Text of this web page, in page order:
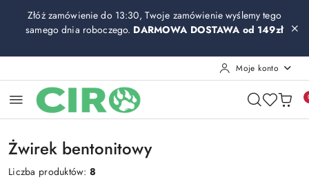
Przejdź do treści głównej
Przejdź do wyszukiwarki
Przejdź do moje konto
Przejdź do menu głównego
Przejdź do stopki
Złóż zamówienie do 13:30, Twoje zamówienie wyślemy tego
samego dnia roboczego. DARMOWA DOSTAWA od 149zł
Moje konto
Żwirek bentonitowy
Liczba produktów:8